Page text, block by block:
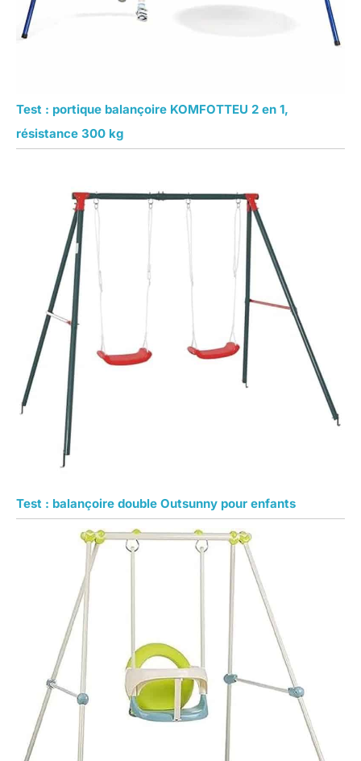
Test : portique balançoire KOMFOTTEU 2 en 1,
résistance 300 kg
Test : balançoire double Outsunny pour enfants